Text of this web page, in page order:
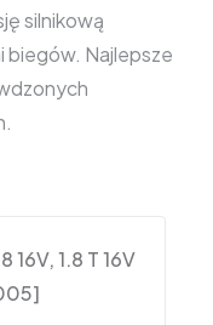
silnikową
biegów. Najlepsze
16V, 1.8 T 16V